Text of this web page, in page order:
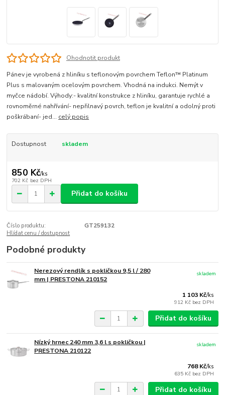
Ohodnotit produkt
Pánev je vyrobená z hliníku s teflonovým povrchem Teflon™ Platinum
Plus s malovaným ocelovým povrchem. Vhodná na indukci. Nemýt v
myčce nádobí. Výhody:- kvalitní konstrukce z hliníku, garantuje rychlé a
rovnoměrné nahřívání- nepřilnavý povrch, teflon je kvalitní a odolný proti
poškrábaní- jed... celý popis
Dostupnost skladem
850 Kč/ks
702 Kč bez DPH
Přidat do košíku
Číslo produktu:
GT259132
Hlídat cenu / dostupnost
Podobné produkty
Nerezový rendlík s pokličkou 9,5 l / 280
mm | PRESTONA 210152
1 103 Kč/ks
912 Kč bez DPH
skladem
Přidat do košíku
Nízký hrnec 240 mm 3,6 l s pokličkou |
PRESTONA 210122
768 Kč/ks
635 Kč bez DPH
skladem
Přidat do košíku